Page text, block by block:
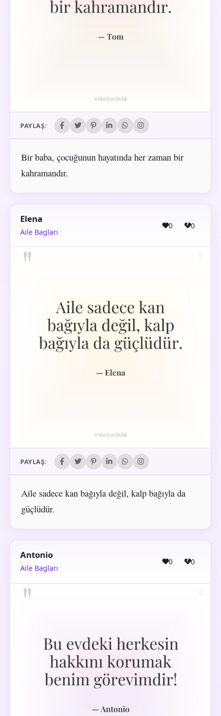
PAYLAŞ:
Bir baba, çocuğunun hayatında her zaman bir
kahramandır.
Elena
Aile Bagları
0 0
PAYLAŞ:
Aile sadece kan bağıyla değil, kalp bağıyla da
güçlüdür.
Antonio
Aile Bagları
0 0